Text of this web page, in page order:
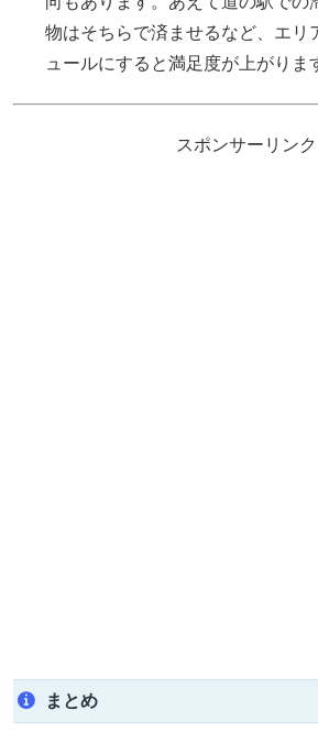
物はそちらで済ませるなど、エリ
ュールにすると満足度が上がりま
スポンサーリンク
まとめ